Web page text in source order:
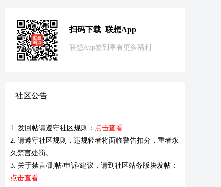
扫码下载 联想App
联想App签到享有更多福利
社区公告
1. 发回帖请遵守社区规则： 点击查看
2. 请遵守社区规则，违规轻者将面临警告扣分，重者永
久禁言处罚。
3. 关于禁言/删帖/申诉/建议，请到社区站务版块发帖：
点击查看